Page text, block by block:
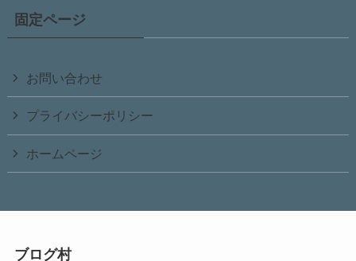
固定ページ
お問い合わせ
プライバシーポリシー
ホームページ
ブログ村